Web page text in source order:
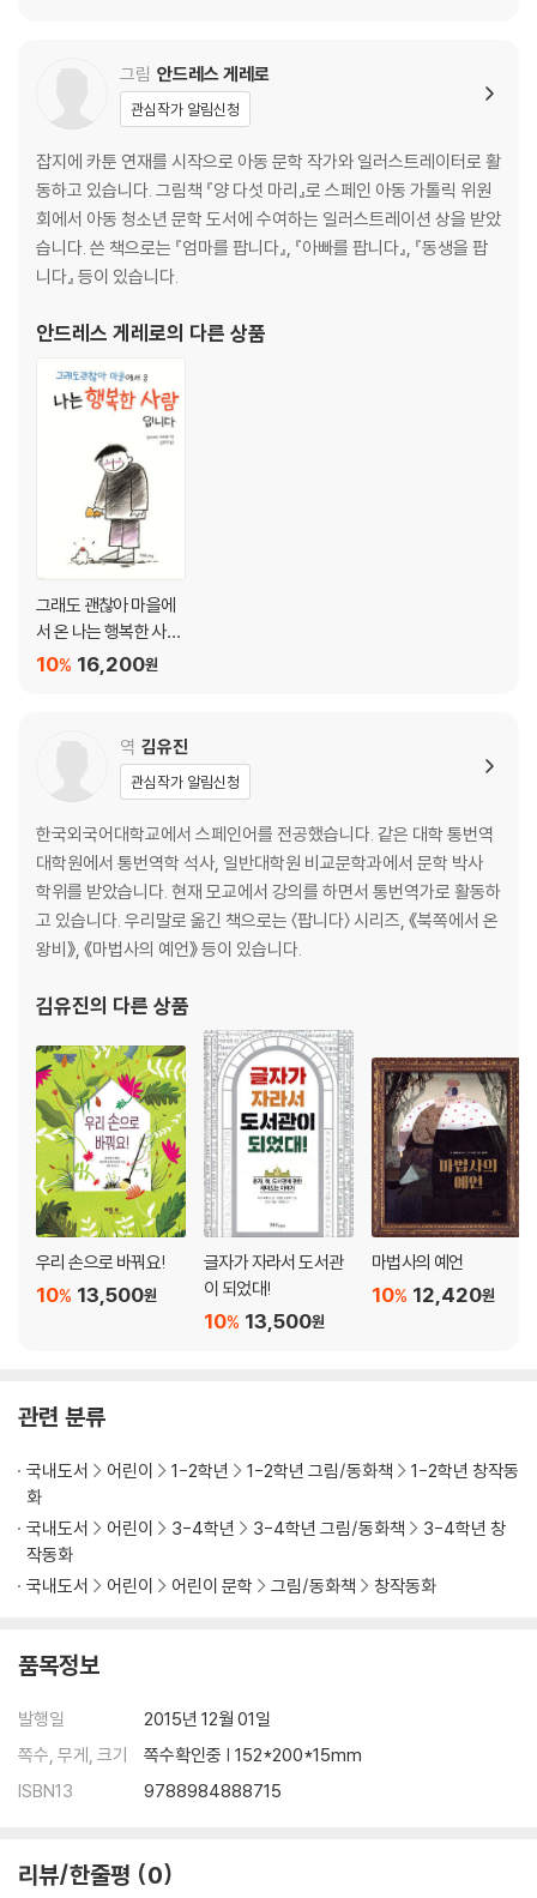
그림 안드레스 게레로
관심작가 알림신청
잡지에 카툰 연재를 시작으로 아동 문학 작가와 일러스트레이터로 활
동하고 있습니다. 그림책 『양 다섯 마리』로 스페인 아동 가톨릭 위원
회에서 아동 청소년 문학 도서에 수여하는 일러스트레이션 상을 받았
습니다. 쓴 책으로는 『엄마를 팝니다』, 『아빠를 팝니다』, 『동생을 팝
니다』 등이 있습니다.
안드레스 게레로의 다른 상품
그래도 괜찮아 마을에
서 온 나는 행복한 사람
입니다16,200원
10%
역 김유진
관심작가 알림신청
한국외국어대학교에서 스페인어를 전공했습니다. 같은 대학 통번역
대학원에서 통번역학 석사, 일반대학원 비교문학과에서 문학 박사
학위를 받았습니다. 현재 모교에서 강의를 하면서 통번역가로 활동하
고 있습니다. 우리말로 옮긴 책으로는 〈팝니다〉 시리즈, 《북쪽에서 온
왕비》, 《마법사의 예언》 등이 있습니다.
김유진의 다른 상품
우리 손으로 바꿔요!
13,500원
10%
글자가 자라서 도서관
이 되었대!
13,500원
10%
마법사의 예언
12,420원
10%
관련 분류
국내도서 어린이 1-2학년 1-2학년 그림/동화책
1-2학년 창작동
화
국내도서
어린이 3-4학년 3-4학년 그림/동화책
3-4학년 창
작동화
국내도서
어린이 어린이 문학 그림/동화책 창작동화
품목정보
발행일
2015년 12월 01일
쪽수, 무게, 크기
쪽수확인중 | 152*200*15mm
ISBN13
9788984888715
리뷰/한줄평 0